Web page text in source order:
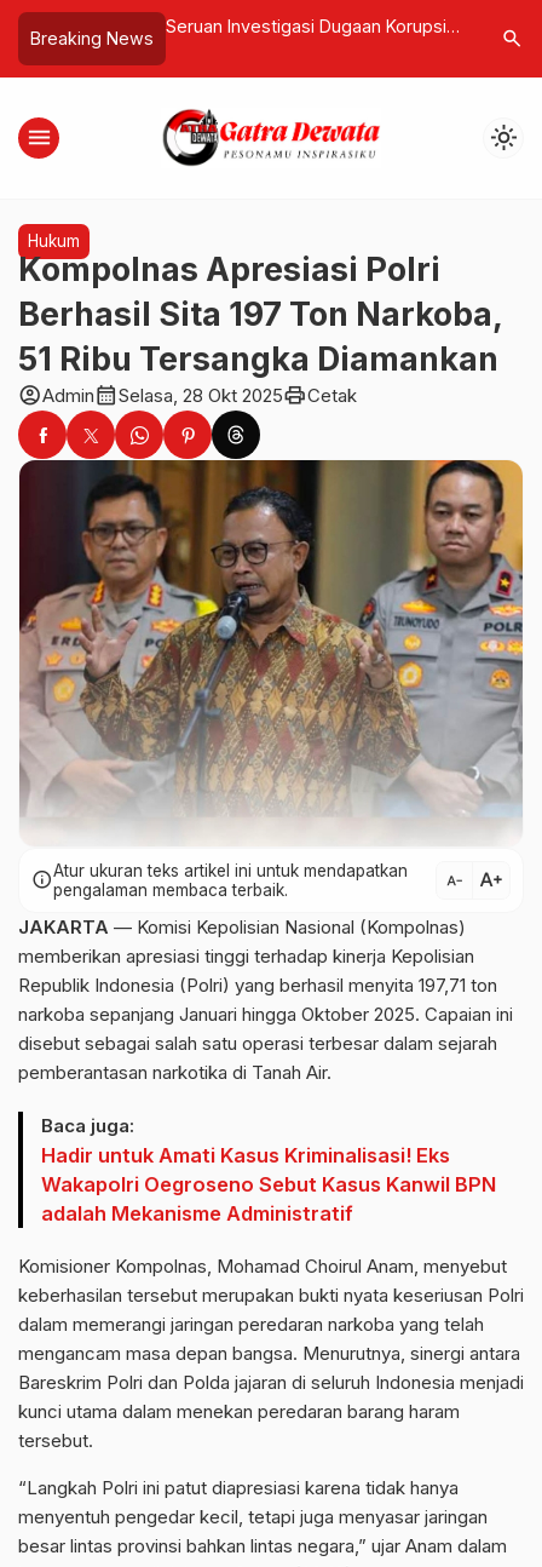
Breaking News
Dugaan Korupsi
Mantan
Rote
Kandungnya
Cegah Zoonosis dan Risiko Kerja,
Penanganan Gigitan Hewan di Bali
Zoo
Devasearch
menu light_mode
Hukum
Kompolnas Apresiasi Polri
Berhasil Sita 197 Ton Narkoba,
51 Ribu Tersangka Diamankan
account_circleAdmincalendar_monthSelasa, 28 Okt 2025printCetak
infoAtur ukuran teks artikel ini untuk mendapatkan
pengalaman membaca terbaik.
text_decrease text_increase
JAKARTA — Komisi Kepolisian Nasional (Kompolnas)
memberikan apresiasi tinggi terhadap kinerja Kepolisian
Republik Indonesia (Polri) yang berhasil menyita 197,71 ton
narkoba sepanjang Januari hingga Oktober 2025. Capaian ini
disebut sebagai salah satu operasi terbesar dalam sejarah
pemberantasan narkotika di Tanah Air.
Baca juga:
Hadir untuk Amati Kasus Kriminalisasi! Eks
Wakapolri Oegroseno Sebut Kasus Kanwil BPN
adalah Mekanisme Administratif
Komisioner Kompolnas, Mohamad Choirul Anam, menyebut
keberhasilan tersebut merupakan bukti nyata keseriusan Polri
dalam memerangi jaringan peredaran narkoba yang telah
mengancam masa depan bangsa. Menurutnya, sinergi antara
Bareskrim Polri dan Polda jajaran di seluruh Indonesia menjadi
kunci utama dalam menekan peredaran barang haram
tersebut.
“Langkah Polri ini patut diapresiasi karena tidak hanya
menyentuh pengedar kecil, tetapi juga menyasar jaringan
besar lintas provinsi bahkan lintas negara,” ujar Anam dalam